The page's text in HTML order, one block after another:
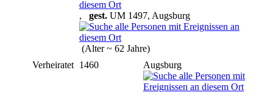
, gest. UM 1497, Augsburg
(Alter ~ 62 Jahre)
Verheiratet 1460 Augsburg